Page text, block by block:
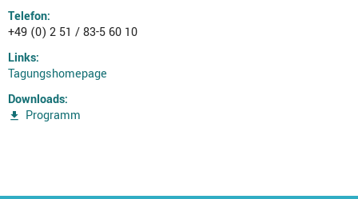
Telefon:
+49 (0) 2 51 / 83-5 60 10
Links:
Tagungshomepage
Downloads:
Programm